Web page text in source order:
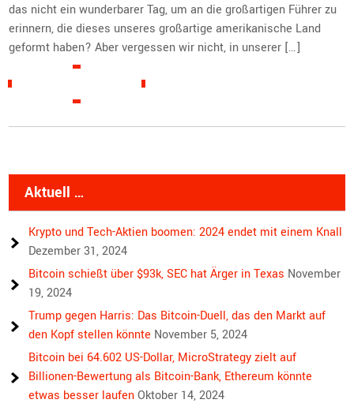
das nicht ein wunderbarer Tag, um an die großartigen Führer zu
erinnern, die dieses unseres großartige amerikanische Land
geformt haben? Aber vergessen wir nicht, in unserer […]
Aktuell …
Krypto und Tech-Aktien boomen: 2024 endet mit einem Knall
Dezember 31, 2024
Bitcoin schießt über $93k, SEC hat Ärger in Texas November
19, 2024
Trump gegen Harris: Das Bitcoin-Duell, das den Markt auf
den Kopf stellen könnte November 5, 2024
Bitcoin bei 64.602 US-Dollar, MicroStrategy zielt auf
Billionen-Bewertung als Bitcoin-Bank, Ethereum könnte
etwas besser laufen Oktober 14, 2024